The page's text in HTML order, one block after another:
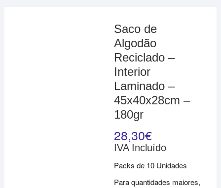
Saco de
Algodão
Reciclado –
Interior
Laminado –
45x40x28cm –
180gr
28,30€
IVA Incluído
Packs de 10 Unidades
Para quantidades maiores,